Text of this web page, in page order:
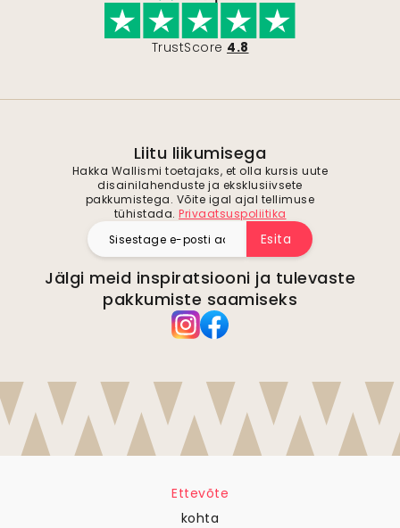
TrustScore 4.8
Liitu liikumisega
Hakka Wallismi toetajaks, et olla kursis uute
disainilahenduste ja eksklusiivsete
pakkumistega. Võite igal ajal tellimuse
tühistada. Privaatsuspoliitika
Esita
Jälgi meid inspiratsiooni ja tulevaste
pakkumiste saamiseks
Ettevõte
kohta